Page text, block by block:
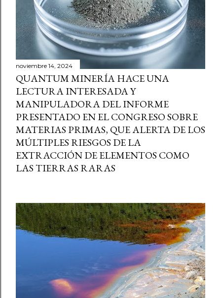
noviembre 14, 2024
QUANTUM MINERÍA HACE UNA
LECTURA INTERESADA Y
MANIPULADORA DEL INFORME
PRESENTADO EN EL CONGRESO SOBRE
MATERIAS PRIMAS, QUE ALERTA DE LOS
MÚLTIPLES RIESGOS DE LA
EXTRACCIÓN DE ELEMENTOS COMO
LAS TIERRAS RARAS